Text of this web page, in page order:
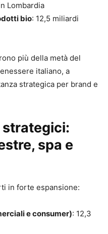
Lombardia
bio: 12,5 miliardi
più della metà del
italiano, a
strategica per brand e
spa e
in forte espansione:
e consumer): 12,3